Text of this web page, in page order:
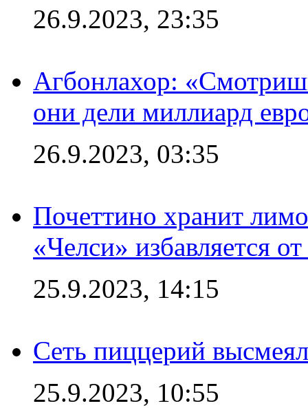
26.9.2023, 23:35
Агбонлахор:
они дели миллиард
26.9.2023, 03:35
Почеттино хранит
«Челси» избавляется
25.9.2023, 14:15
Сеть пиццерий
25.9.2023, 10:55